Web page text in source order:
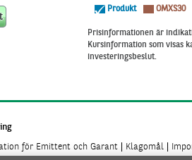
Produkt OMXS30
Prisinformationen är
Kursinformation som visas
investeringsbeslut.
för Emittent och Garant Klagomål